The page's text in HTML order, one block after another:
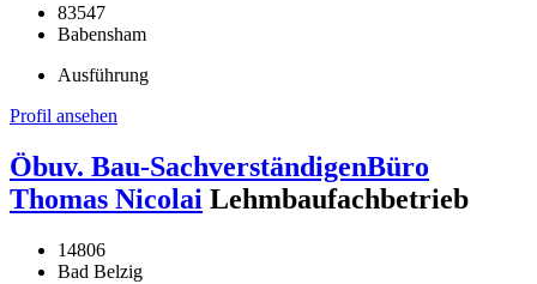
83547
Babensham
Ausführung
Profil ansehen
Öbuv. Bau-SachverständigenBüro
Thomas Nicolai Lehmbaufachbetrieb
14806
Bad Belzig